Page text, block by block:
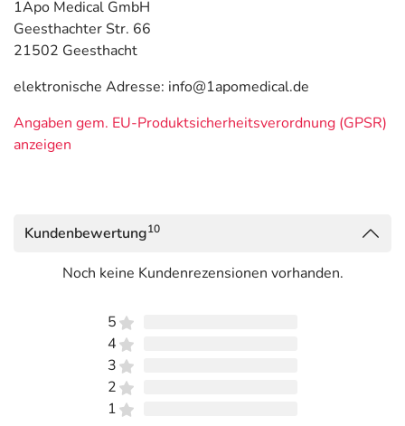
1Apo Medical GmbH
Geesthachter Str. 66
21502 Geesthacht
elektronische Adresse: info@1apomedical.de
Angaben gem. EU-Produktsicherheitsverordnung (GPSR)
anzeigen
Kundenbewertung10
Noch keine Kundenrezensionen vorhanden.
5
4
3
2
1